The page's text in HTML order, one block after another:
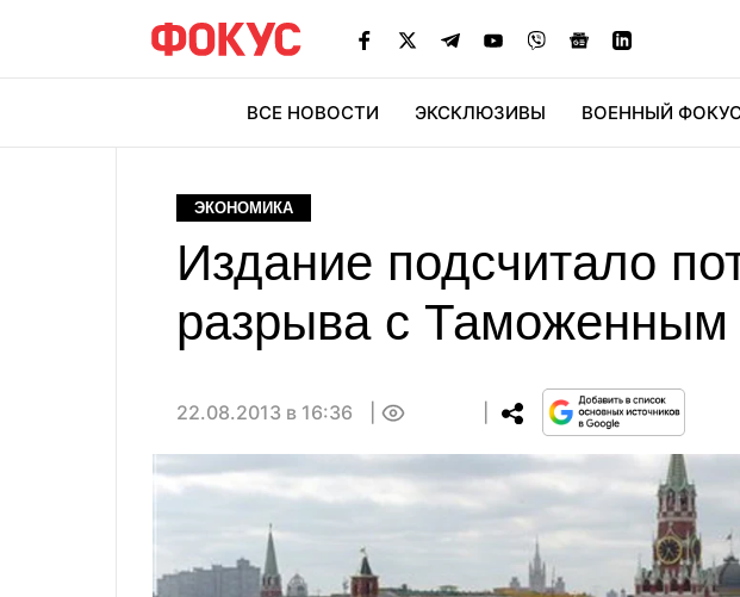
ВСЕ НОВОСТИ ЭКСКЛЮЗИВЫ ВОЕННЫЙ ФОКУС
ЭКОНОМИКА
Издание подсчитало
разрыва с
22.08.2013 в 16:36